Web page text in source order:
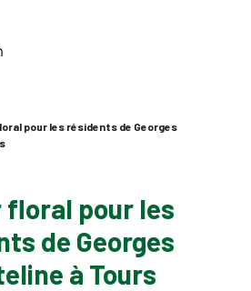
pour les résidents de Georges
pour les
de Georges
à Tours